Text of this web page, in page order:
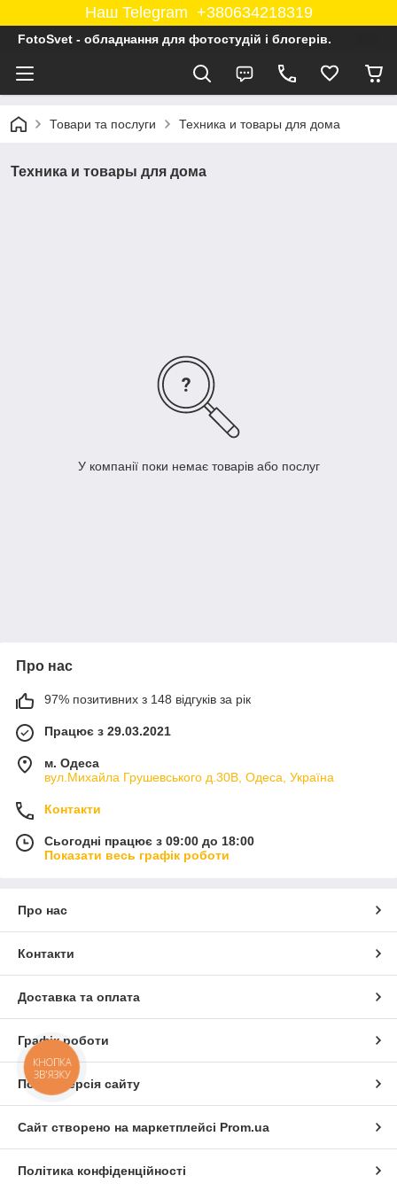
Наш Telegram +380634218319
FotoSvet - обладнання для фотостудій і блогерів.
Товари та послуги Техника и товары для дома
Техника и товары для дома
У компанії поки немає товарів або послуг
Про нас
97% позитивних з 148 відгуків за рік
Працює з 29.03.2021
м. Одеса
вул.Михайла Грушевського д.30В, Одеса, Україна
Контакти
Сьогодні працює з 09:00 до 18:00
Показати весь графік роботи
Про нас
Контакти
Доставка та оплата
Графік роботи
Повна версія сайту
Сайт створено на маркетплейсі Prom.ua
Політика конфіденційності
КНОПКА
ЗВ'ЯЗКУ